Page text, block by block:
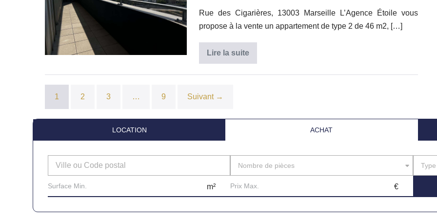
Dernier
Étage
–
Neuve
–
Vue
Rue des Cigarières, 13003 Marseille L’Agence Étoile vous
propose à la vente un appartement de type 2 de 46 m2, […]
Lire la suite
Grand
T2
Résidence
1 2 3 … 9 Suivant →
LOCATION ACHAT
Nombre de pièces